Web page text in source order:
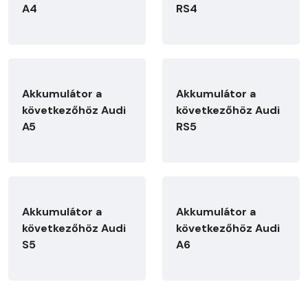
A4
RS4
Akkumulátor a
következőhöz Audi
A5
Akkumulátor a
következőhöz Audi
RS5
Akkumulátor a
következőhöz Audi
S5
Akkumulátor a
következőhöz Audi
A6